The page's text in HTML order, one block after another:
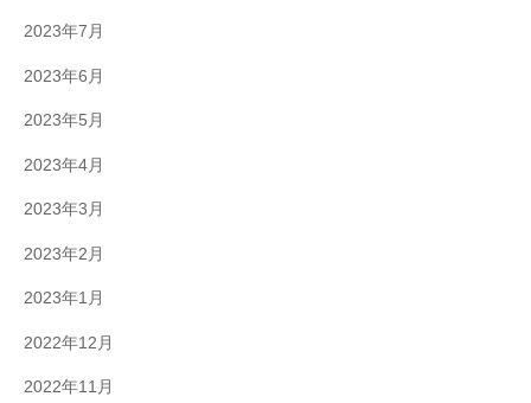
2023年7月
2023年6月
2023年5月
2023年4月
2023年3月
2023年2月
2023年1月
2022年12月
2022年11月